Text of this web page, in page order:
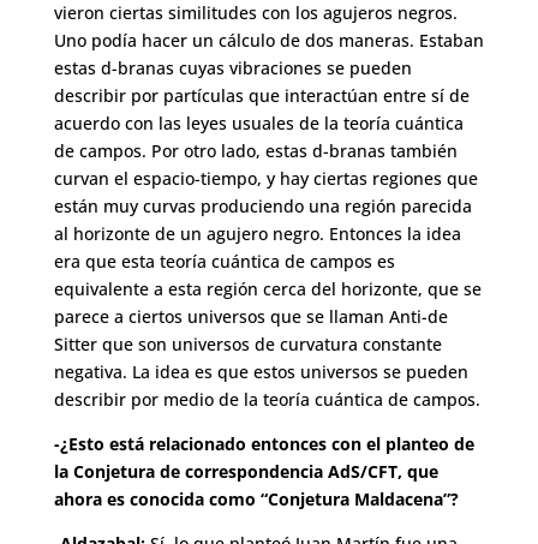
vieron ciertas similitudes con los agujeros negros.
Uno podía hacer un cálculo de dos maneras. Estaban
estas d-branas cuyas vibraciones se pueden
describir por partículas que interactúan entre sí de
acuerdo con las leyes usuales de la teoría cuántica
de campos. Por otro lado, estas d-branas también
curvan el espacio-tiempo, y hay ciertas regiones que
están muy curvas produciendo una región parecida
al horizonte de un agujero negro. Entonces la idea
era que esta teoría cuántica de campos es
equivalente a esta región cerca del horizonte, que se
parece a ciertos universos que se llaman Anti-de
Sitter que son universos de curvatura constante
negativa. La idea es que estos universos se pueden
describir por medio de la teoría cuántica de campos.
-¿Esto está relacionado entonces con el planteo de
la Conjetura de correspondencia AdS/CFT, que
ahora es conocida como “Conjetura Maldacena”?